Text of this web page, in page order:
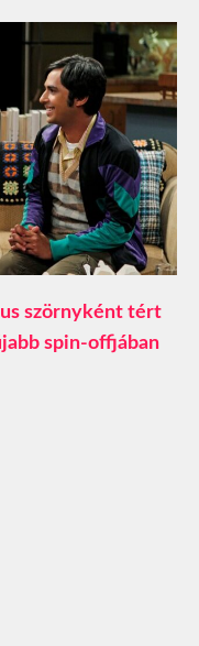
szörnyként tért
spin-offjában